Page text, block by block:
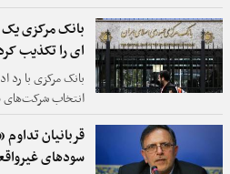
بانک مرکزی یک
ای را تکذیب
بانک مرکزی با رد
انتخاب شرکت‌های
زمینه بر عهده
قربانیان
سودهای